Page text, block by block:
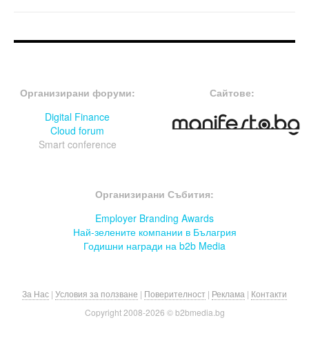
Организирани форуми:
Digital Finance
Cloud forum
Smart conference
Сайтове:
Организирани Събития:
Employer Branding Awards
Най-зелените компании в Бълагрия
Годишни награди на b2b Media
За Нас | Условия за ползване | Поверителност | Реклама | Контакти
Copyright 2008-2026 © b2bmedia.bg